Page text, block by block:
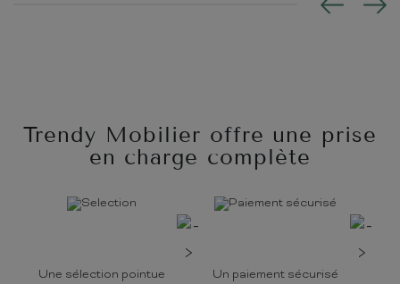
Trendy Mobilier offre une prise
en charge complète
Une sélection pointue Un paiement sécurisé